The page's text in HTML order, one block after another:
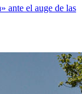
ante el auge de las